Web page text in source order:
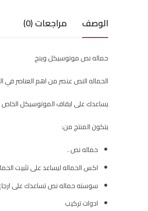
الوصف مراجعات (0)
حماله نص موتوسيكل وينج
الحماله النص عنصر من اهم العناصر
يساعدك على ايقاف الموتوسيكل الخاص
يتكون المنتج من:
حماله نص .
اكس الحماله ليساعد على تثبيت
سوسته حماله نص تساعدك على ارجاع
ادوات تركيب